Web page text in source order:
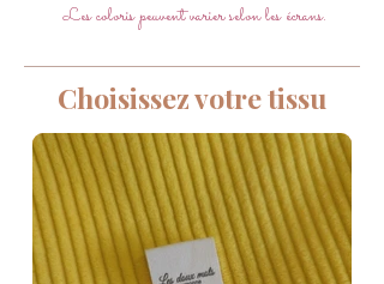
Les coloris peuvent varier selon les écrans.
Choisissez votre tissu